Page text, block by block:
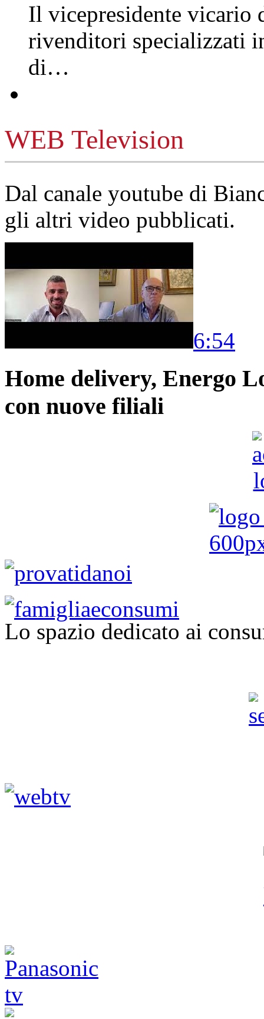
Il vicepresidente vicario
rivenditori specializzati
di…
WEB Television
Dal canale youtube di
gli altri video pubblicati.
6:54
Home delivery, Energo
con nuove filiali
Lo spazio dedicato ai